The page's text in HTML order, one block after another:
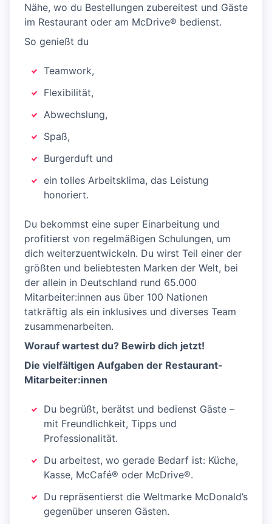
Nähe, wo du Bestellungen zubereitest und Gäste
im Restaurant oder am McDrive® bedienst.
So genießt du
Teamwork,
Flexibilität,
Abwechslung,
Spaß,
Burgerduft und
ein tolles Arbeitsklima, das Leistung
honoriert.
Du bekommst eine super Einarbeitung und
profitierst von regelmäßigen Schulungen, um
dich weiterzuentwickeln. Du wirst Teil einer der
größten und beliebtesten Marken der Welt, bei
der allein in Deutschland rund 65.000
Mitarbeiter:innen aus über 100 Nationen
tatkräftig als ein inklusives und diverses Team
zusammenarbeiten.
Worauf wartest du? Bewirb dich jetzt!
Die vielfältigen Aufgaben der Restaurant-
Mitarbeiter:innen
Du begrüßt, berätst und bedienst Gäste –
mit Freundlichkeit, Tipps und
Professionalität.
Du arbeitest, wo gerade Bedarf ist: Küche,
Kasse, McCafé® oder McDrive®.
Du repräsentierst die Weltmarke McDonald’s
gegenüber unseren Gästen.